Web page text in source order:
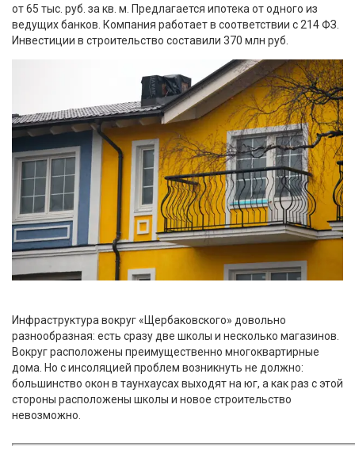
от 65 тыс. руб. за кв. м. Предлагается ипотека от одного из
ведущих банков. Компания работает в соответствии с 214 ФЗ.
Инвестиции в строительство составили 370 млн руб.
Инфраструктура вокруг «Щербаковского» довольно
разнообразная: есть сразу две школы и несколько магазинов.
Вокруг расположены преимущественно многоквартирные
дома. Но с инсоляцией проблем возникнуть не должно:
большинство окон в таунхаусах выходят на юг, а как раз с этой
стороны расположены школы и новое строительство
невозможно.